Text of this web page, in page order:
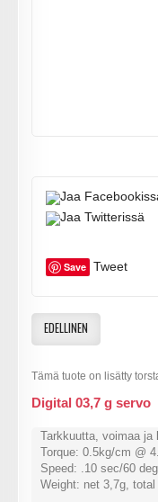
Save Tweet
EDELLINEN
Tämä tuote on lisätty
Digital 03,7 g servo
Tarkkuutta, voimaa
Torque: 0.5kg/cm @
Speed: .10 sec/60
Weight: net 3,7g, total